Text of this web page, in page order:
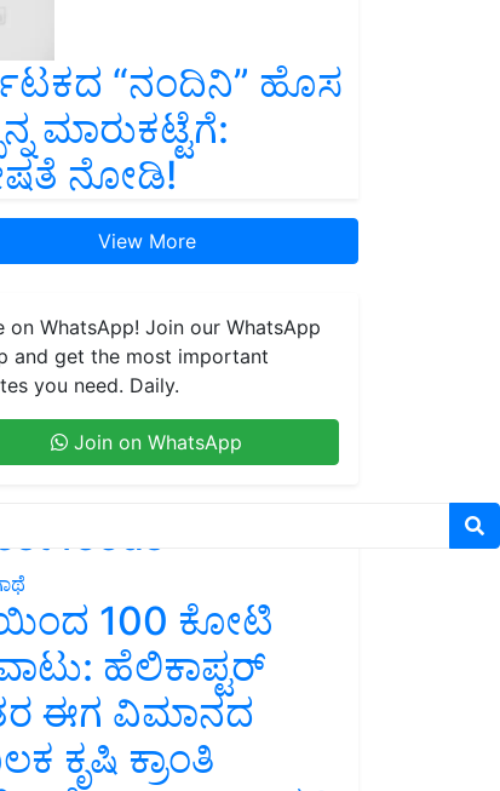
“ನಂದಿನಿ” ಹೊಸ
ಮಾರುಕಟ್ಟೆಗೆ:
ನೋಡಿ!
View More
on WhatsApp! Join our WhatsApp
and get the most important
you need. Daily.
Join on WhatsApp
feeds
100 ಕೋಟಿ
ಹೆಲಿಕಾಪ್ಟರ್
ಈಗ ವಿಮಾನದ
ಕೃಷಿ ಕ್ರಾಂತಿ